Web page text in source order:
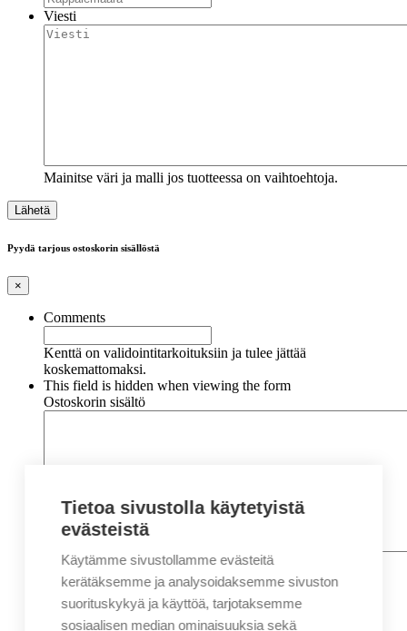
Viesti
Mainitse väri ja malli jos tuotteessa on vaihtoehtoja.
Pyydä tarjous ostoskorin sisällöstä
×
Comments
Kenttä on validointitarkoituksiin ja tulee jättää
koskemattomaksi.
This field is hidden when viewing the form
Ostoskorin sisältö
Nimi*
Etunimi
Sukunimi
Tietoa sivustolla käytetyistä
evästeistä
Käytämme sivustollamme evästeitä
kerätäksemme ja analysoidaksemme sivuston
suorituskykyä ja käyttöä, tarjotaksemme
sosiaalisen median ominaisuuksia sekä